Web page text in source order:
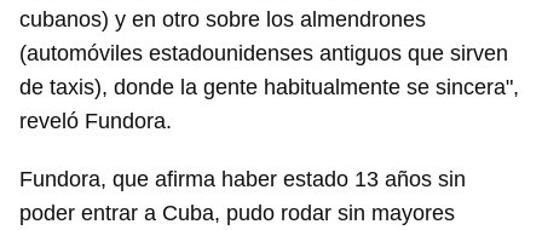
cubanos) y en otro sobre los almendrones
(automóviles estadounidenses antiguos que sirven
de taxis), donde la gente habitualmente se sincera",
reveló Fundora.
Fundora, que afirma haber estado 13 años sin
poder entrar a Cuba, pudo rodar sin mayores